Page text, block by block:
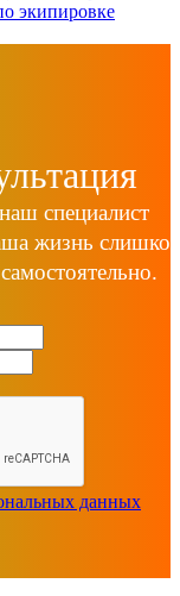
экипировке
специалист
жизнь
данных